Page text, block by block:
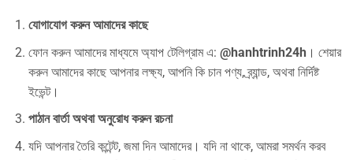
যোগাযোগ করুন আমাদের কাছে
ফোন করুন আমাদের মাধ্যমে অ্যাপ টেলিগ্রাম এ: @hanhtrinh24h । শেয়ার
করুন আমাদের কাছে আপনার লক্ষ্য, আপনি কি চান পণ্য, ব্র্যান্ড, অথবা নির্দিষ্ট
ইভেন্ট।
পাঠান বার্তা অথবা অনুরোধ করুন রচনা
যদি আপনার তৈরি কন্টেন্ট, জমা দিন আমাদের। যদি না থাকে, আমরা সমর্থন করব